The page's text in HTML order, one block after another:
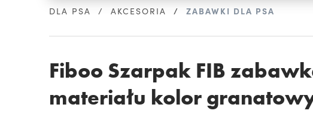
DLA PSA AKCESORIA ZABAWKI DLA PSA
Fiboo Szarpak FIB
materiału kolor